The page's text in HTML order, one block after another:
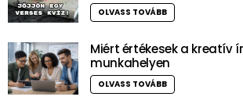
OLVASS TOVÁBB
Miért értékesek a kreatív
munkahelyen
OLVASS TOVÁBB